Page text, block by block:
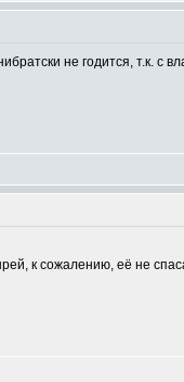
не годится, т.к. с
к сожалению, её не